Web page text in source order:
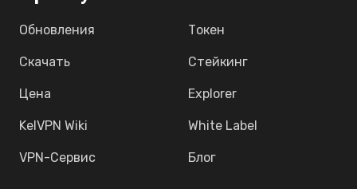
Обновления
Скачать
Цена
KelVPN Wiki
VPN-Сервис
Токен
Стейкинг
Explorer
White Label
Блог